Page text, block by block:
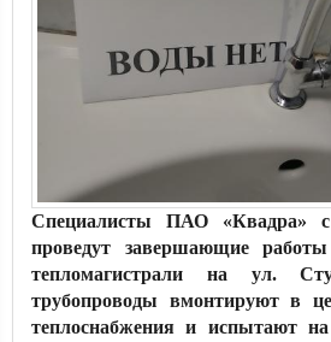
Специалисты ПАО «Квадра»
проведут завершающие
тепломагистрали на ул.
трубопроводы вмонтируют в
теплоснабжения и испытают